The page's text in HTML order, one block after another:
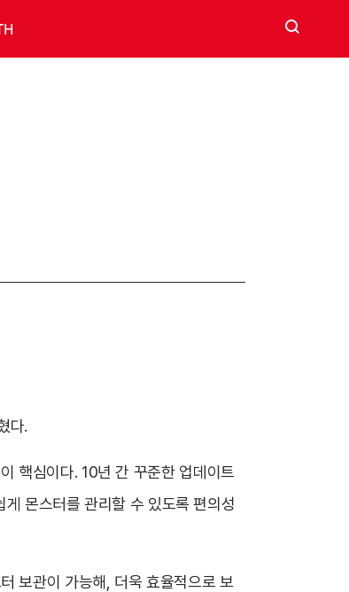
검색
다.
핵심이다. 10년 간 꾸준한 업데이트
몬스터를 관리할 수 있도록 편의성
보관이 가능해, 더욱 효율적으로 보